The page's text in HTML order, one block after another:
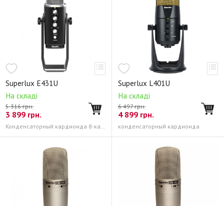
Superlux E431U
На складі
5 316 грн.
3 899 грн.
Конденсаторный кардиоида 8-ка/круг
Superlux L401U
На складі
6 497 грн.
4 899 грн.
конденсаторный кардиоида